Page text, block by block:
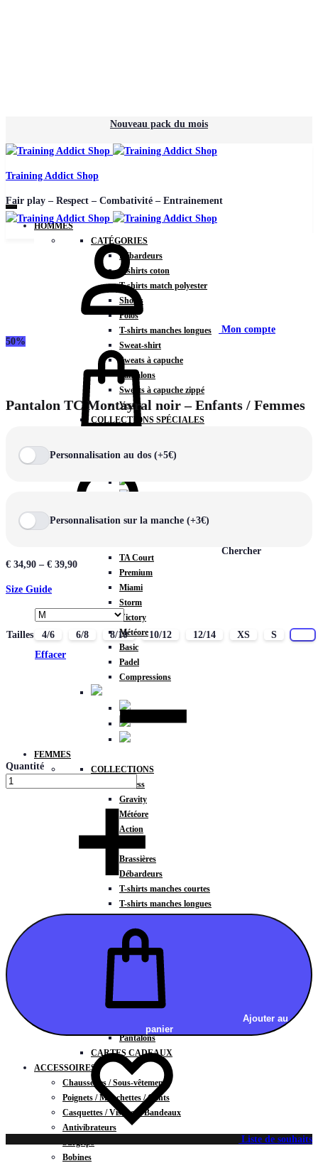
Nouveau pack du mois
Training Addict Shop
Fair play – Respect – Combativité – Entrainement
HOMMES
CATÉGORIES
Débardeurs
T-shirts coton
T-shirts match polyester
Shorts
Polos
T-shirts manches longues
Sweat-shirt
Sweats à capuche
Pantalons
Sweats à capuche zippé
Vestes
COLLECTIONS SPÉCIALES
TA Court
Premium
Miami
Storm
Victory
Météore
Basic
Padel
Compressions
FEMMES
COLLECTIONS
Fitness
Gravity
Météore
Action
Brassières
Débardeurs
T-shirts manches courtes
T-shirts manches longues
Sweats à capuche
Sweats à capuche zippé
Vestes
BAS
Shorts
Pantalons
CARTES CADEAUX
ACCESSOIRES
Chaussettes / Sous-vêtements
Poignets / Manchettes / Gants
Casquettes / Visières / Bandeaux
Antivibrateurs
Surgrips
Bobines
Mon compte
Chercher
50%
Pantalon TC Montayral noir – Enfants / Femmes
Personnalisation au dos (+5€)
Personnalisation sur la manche (+3€)
€ 34,90 – € 39,90
Size Guide
Tailles 4/6 6/8 8/10 10/12 12/14 XS S
Effacer
Quantité
Ajouter au
panier
Liste de souhaits